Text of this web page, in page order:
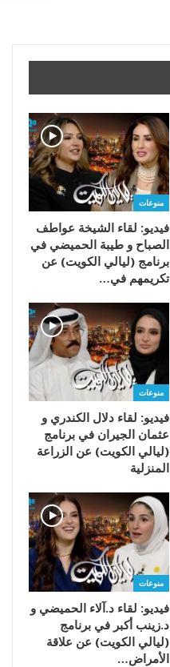
منوعات
فيديو: لقاء الشيخة عواطف
الصباح و طيبة الحميضي في
برنامج (ليالي الكويت) عن
تكريمهم في…
منوعات
فيديو: لقاء دلال الكندري و
عثمان الجيران في برنامج
(ليالي الكويت) عن الزراعة
المنزلية
منوعات
فيديو: لقاء د.آلاء الحميضي و
د.زينب أكبر في برنامج
(ليالي الكويت) عن علاقة
الأمراض…